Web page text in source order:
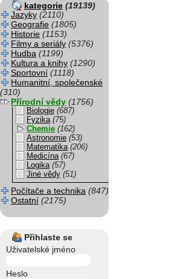
kategorie (19139)
Jazyky (2110)
Geografie (1805)
Historie (1153)
Filmy a seriály (5376)
Hudba (1199)
Kultura a knihy (1290)
Sportovní (1118)
Humanitní, společenské
(310)
Přírodní vědy (1756)
Biologie (687)
Fyzika (75)
Chemie (162)
Astronomie (53)
Matematika (206)
Medicína (67)
Logika (57)
Jiné vědy (51)
Počítače a technika (847)
Ostatní (2175)
Přihlaste se
Uživatelské jméno
Heslo